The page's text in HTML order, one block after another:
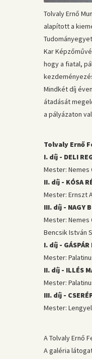
Tolvaly Ernő
alapított a
Kar
hogy a fiatal,
Mindkét díj
átadását
a pályázaton
Tolvaly Ernő
I. díj - DELI
Mester: Nemes
II. díj - KÓSA
Mester: Ernszt
III. díj - NAGY
Mester: Nemes
Bencsik István
I. díj -
Mester:
II. díj - ILLÉS
Mester:
III. díj -
Mester:
A Tolvaly Ernő
A galéria